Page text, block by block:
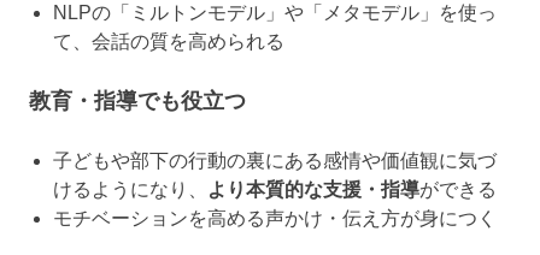
NLPの「ミルトンモデル」や「メタモデル」を使っ
て、会話の質を高められる
教育・指導でも役立つ
子どもや部下の行動の裏にある感情や価値観に気づ
けるようになり、
より本質的な支援・指導ができる
モチベーションを高める声かけ・伝え方が身につく